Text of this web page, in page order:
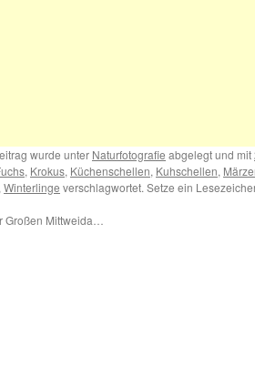
wurde unter Naturfotografie abgelegt und mit
, Krokus, Küchenschellen, Kuhschellen,
Winterlinge verschlagwortet. Setze ein
Großen Mittweida…